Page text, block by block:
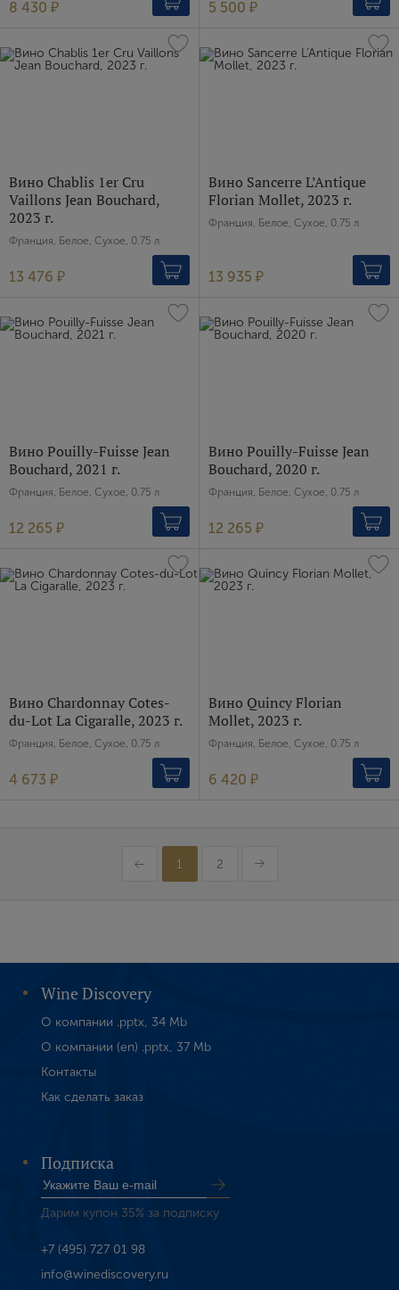
8 430 ₽ 5 500 ₽
Вино Chablis 1er Cru
Vaillons Jean Bouchard,
2023 г.
Франция, Белое, Сухое, 0.75 л
13 476 ₽
Вино Sancerre L’Antique
Florian Mollet, 2023 г.
Франция, Белое, Сухое, 0.75 л
13 935 ₽
Вино Pouilly-Fuisse Jean
Bouchard, 2021 г.
Франция, Белое, Сухое, 0.75 л
12 265 ₽
Вино Pouilly-Fuisse Jean
Bouchard, 2020 г.
Франция, Белое, Сухое, 0.75 л
12 265 ₽
Вино Chardonnay Cotes-
du-Lot La Cigaralle, 2023 г.
Франция, Белое, Сухое, 0.75 л
4 673 ₽
Вино Quincy Florian
Mollet, 2023 г.
Франция, Белое, Сухое, 0.75 л
6 420 ₽
1 2
Wine Discovery
О компании .pptx, 34 Mb
О компании (en) .pptx, 37 Mb
Контакты
Как сделать заказ
Подписка
Дарим купон 35% за подписку
+7 (495) 727 01 98
info@winediscovery.ru